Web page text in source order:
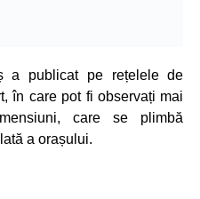
a publicat pe rețelele de
în care pot fi observați mai
care se plimbă
a orașului.